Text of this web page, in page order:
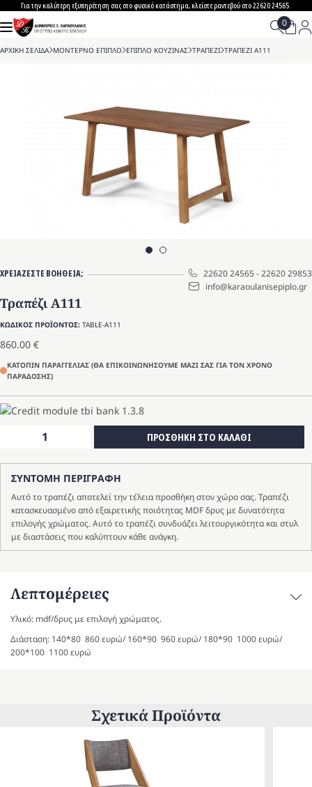
to
content
Για την καλύτερη εξυπηρέτηση σας στο φυσικό κατάστημα, κλείστε ραντεβού στο 22620 24565.
ΑΡΧΙΚΗ ΣΕΛΙΔΑ>ΜΟΝΤΕΡΝΟ ΕΠΙΠΛΟ>ΕΠΙΠΛΟ ΚΟΥΖΙΝΑΣ>ΤΡΑΠΕΖΙ>ΤΡΑΠΕΖΙ A111
ΧΡΕΙΑΖΕΣΤΕ ΒΟΗΘΕΙΑ; 22620 24565-22620 29853
info@karaoulanisepiplo.gr
Τραπέζι A111
ΚΩΔΙΚΟΣ ΠΡΟΪΟΝΤΟΣ: TABLE-A111
860.00 €
ΚΑΤΟΠΙΝ ΠΑΡΑΓΓΕΛΙΑΣ (ΘΑ ΕΠΙΚΟΙΝΩΝΗΣΟΥΜΕ ΜΑΖΙ ΣΑΣ ΓΙΑ ΤΟΝ ΧΡΟΝΟ
ΠΑΡΑΔΟΣΗΣ)
ποσότητα
ΠΡΟΣΘΗΚΗ ΣΤΟ ΚΑΛΑΘΙ
ΣΥΝΤΟΜΗ ΠΕΡΙΓΡΑΦΗ
Αυτό το τραπέζι αποτελεί την τέλεια προσθήκη στον χώρο σας. Τραπέζι
κατασκευασμένο από εξαιρετικής ποιότητας MDF δρυς με δυνατότητα
επιλογής χρώματος. Αυτό το τραπέζι συνδυάζει λειτουργικότητα και στυλ
με διαστάσεις που καλύπτουν κάθε ανάγκη.
Λεπτομέρειες
Υλικό: mdf/δρυς με επιλογή χρώματος.
Διάσταση: 140*80 860 ευρώ/ 160*90 960 ευρώ/ 180*90 1000 ευρώ/
200*100 1100 ευρώ
Σχετικά Προϊόντα